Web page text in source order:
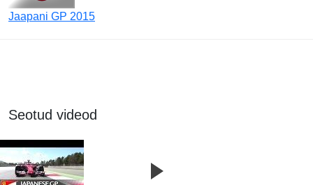
Jaapani GP 2015
Seotud videod